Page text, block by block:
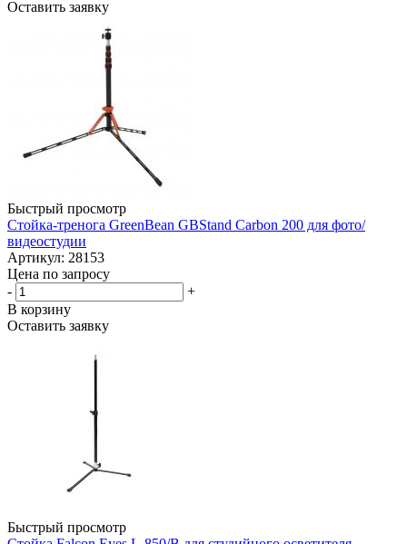
Оставить заявку
Быстрый просмотр
Стойка-тренога GreenBean GBStand Carbon 200 для фото/
видеостудии
Артикул: 28153
Цена по запросу
-
+
В корзину
Оставить заявку
Быстрый просмотр